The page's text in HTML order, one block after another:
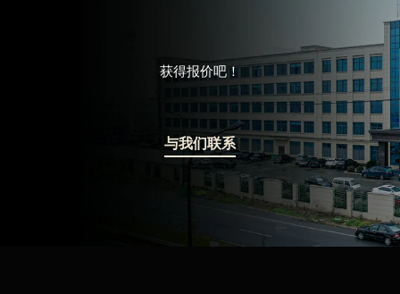
获得报价吧！
与我们联系